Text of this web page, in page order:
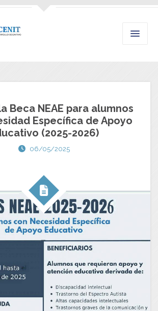
Beca NEAE para alumnos
Específica de Apoyo
(2025-2026)
06/05/2025